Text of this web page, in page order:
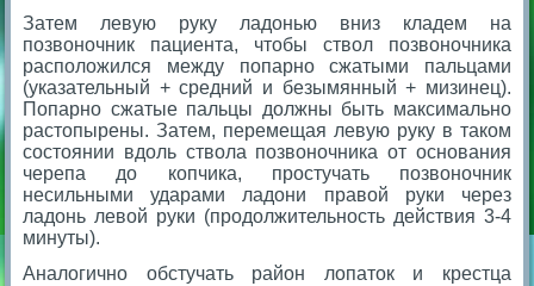
Затем левую руку ладонью вниз кладем на
позвоночник пациента, чтобы ствол позвоночника
расположился между попарно сжатыми пальцами
(указательный + средний и безымянный + мизинец).
Попарно сжатые пальцы должны быть максимально
растопырены. Затем, перемещая левую руку в таком
состоянии вдоль ствола позвоночника от основания
черепа до копчика, простучать позвоночник
несильными ударами ладони правой руки через
ладонь левой руки (продолжительность действия 3-4
минуты).
Аналогично обстучать район лопаток и крестца